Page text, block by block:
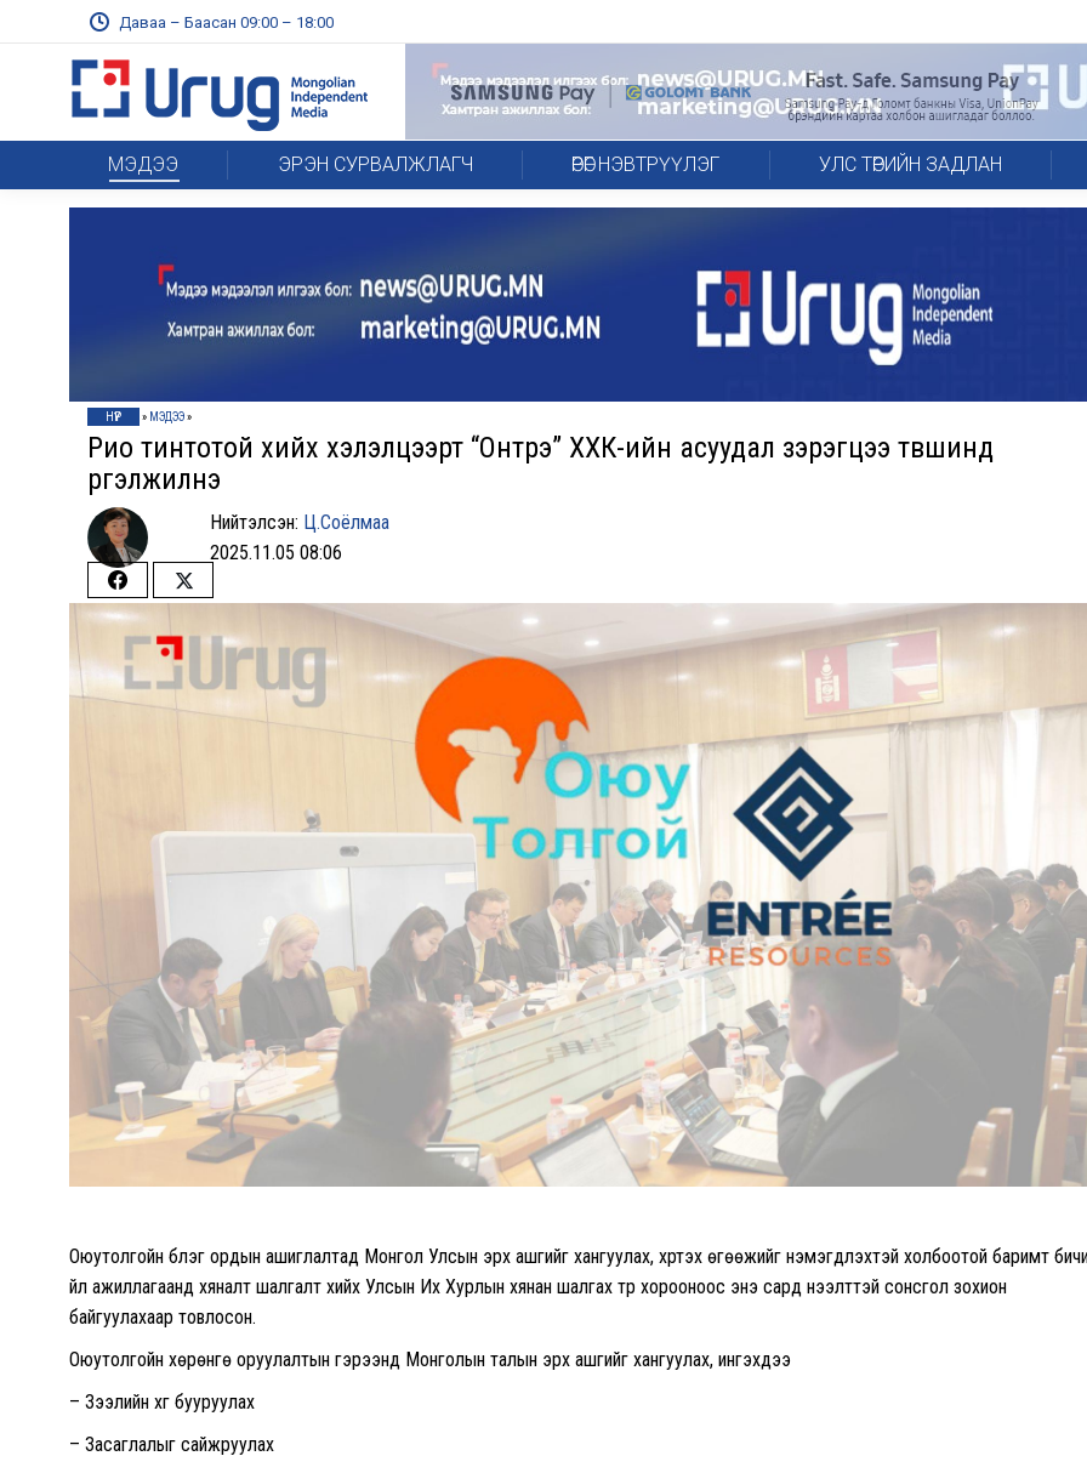
Даваа – Баасан 09:00 – 18:00
МЭДЭЭ ЭРЭН СУРВАЛЖЛАГЧ ӨРӨГ НЭВТРҮҮЛЭГ УЛС ТӨРИЙН ЗАДЛАН
НҮҮР » МЭДЭЭ»
Рио тинтотой хийх хэлэлцээрт “Онтрэ” ХХК-ийн асуудал зэрэгцээ түвшинд
үргэлжилнэ
Нийтэлсэн: Ц.Соёлмаа
2025.11.05 08:06
Share
on
Facebook
Share
on
Twitter
Оюутолгойн бүлэг ордын ашиглалтад Монгол Улсын эрх ашгийг хангуулах, хүртэх өгөөжийг нэмэгдүүлэхтэй холбоотой баримт
үйл ажиллагаанд хяналт шалгалт хийх Улсын Их Хурлын хянан шалгах түр хорооноос энэ сард нээлттэй сонсгол зохион
байгуулахаар товлосон.
Оюутолгойн хөрөнгө оруулалтын гэрээнд Монголын талын эрх ашгийг хангуулах, ингэхдээ
– Зээлийн хүүг бууруулах
– Засаглалыг сайжруулах